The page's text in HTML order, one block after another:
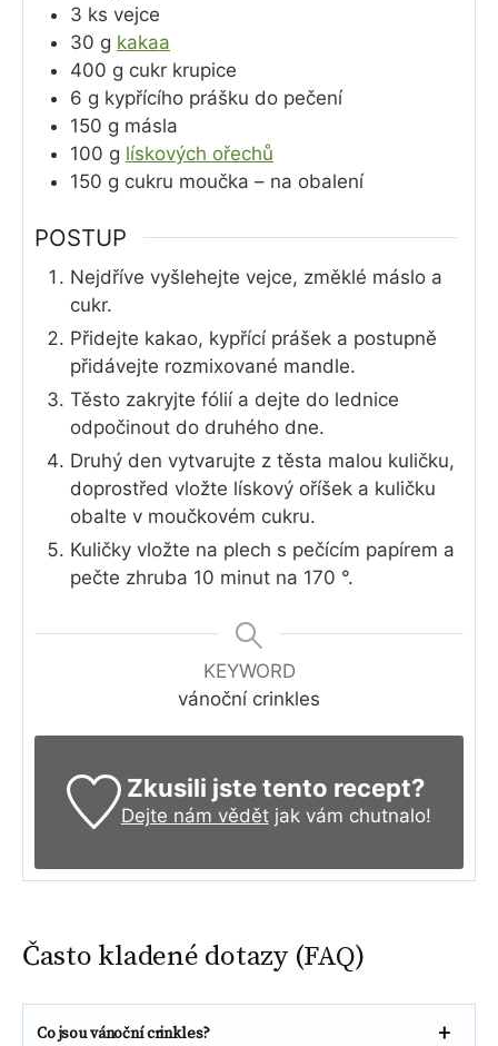
3 ks vejce
30 g kakaa
400 g cukr krupice
6 g kypřícího prášku do pečení
150 g másla
100 g lískových ořechů
150 g cukru moučka – na obalení
POSTUP
Nejdříve vyšlehejte vejce, změklé máslo a
cukr.
Přidejte kakao, kypřící prášek a postupně
přidávejte rozmixované mandle.
Těsto zakryjte fólií a dejte do lednice
odpočinout do druhého dne.
Druhý den vytvarujte z těsta malou kuličku,
doprostřed vložte lískový oříšek a kuličku
obalte v moučkovém cukru.
Kuličky vložte na plech s pečícím papírem a
pečte zhruba 10 minut na 170 °.
KEYWORD
vánoční crinkles
Zkusili jste tento recept?
Dejte nám vědětjak vám chutnalo!
Často kladené dotazy (FAQ)
Co jsou vánoční crinkles?